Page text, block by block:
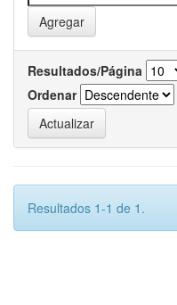
Resultados/Página
Ordenar
Resultados 1-1 de 1.